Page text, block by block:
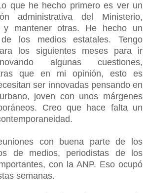
que he hecho primero es ver un
administrativa del Ministerio,
y mantener otras. He hecho un
los medios estatales. Tengo
los siguientes meses para ir
algunas cuestiones,
que en mi opinión, esto es
ser innovadas pensando en
joven con unos márgenes
Creo que hace falta un
con buena parte de los
de medios, periodistas de los
con la ANP. Eso ocupó
semanas.